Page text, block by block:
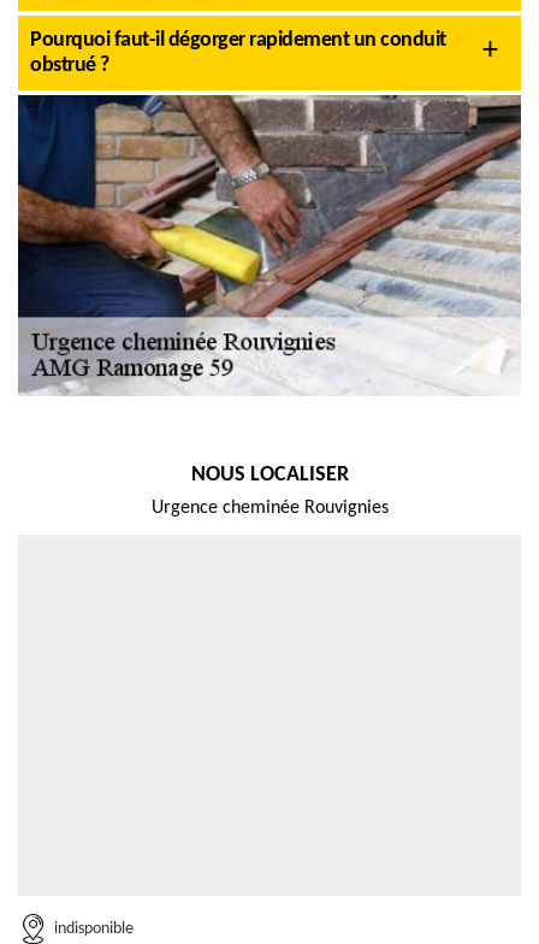
Pourquoi faut-il dégorger rapidement un conduit
obstrué ?
NOUS LOCALISER
Urgence cheminée Rouvignies
indisponible